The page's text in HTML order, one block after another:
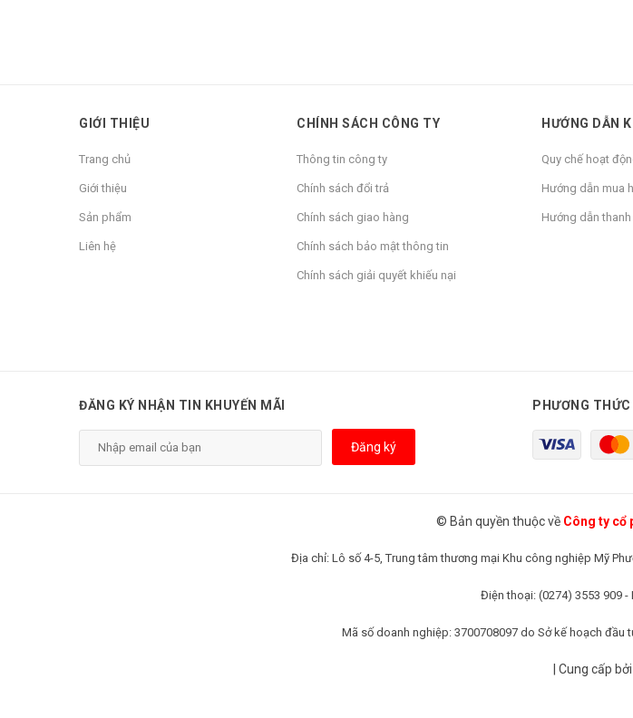
GIỚI THIỆU
Trang chủ
Giới thiệu
Sản phẩm
Liên hệ
CHÍNH SÁCH CÔNG TY
Thông tin công ty
Chính sách đổi trả
Chính sách giao hàng
Chính sách bảo mật thông tin
Chính sách giải quyết khiếu nại
HƯỚNG DẪN
Quy chế hoạt
Hướng dẫn mua
Hướng dẫn
ĐĂNG KÝ NHẬN TIN KHUYẾN MÃI
Đăng ký
PHƯƠNG
© Bản quyền thuộc về Công ty cổ
Địa chỉ: Lô số 4-5, Trung tâm thương mại Khu công nghiệp Mỹ
Điện thoại: (0274) 3553 909 -
Mã số doanh nghiệp: 3700708097 do Sở kế hoạch
Cung cấp bởi